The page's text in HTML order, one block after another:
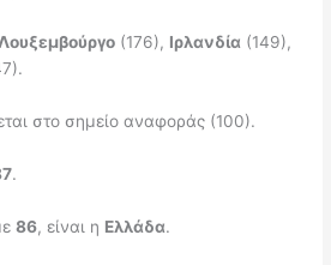
(176), Ιρλανδία(149),
στο σημείο αναφοράς (100).
.
86, είναι η Ελλάδα.